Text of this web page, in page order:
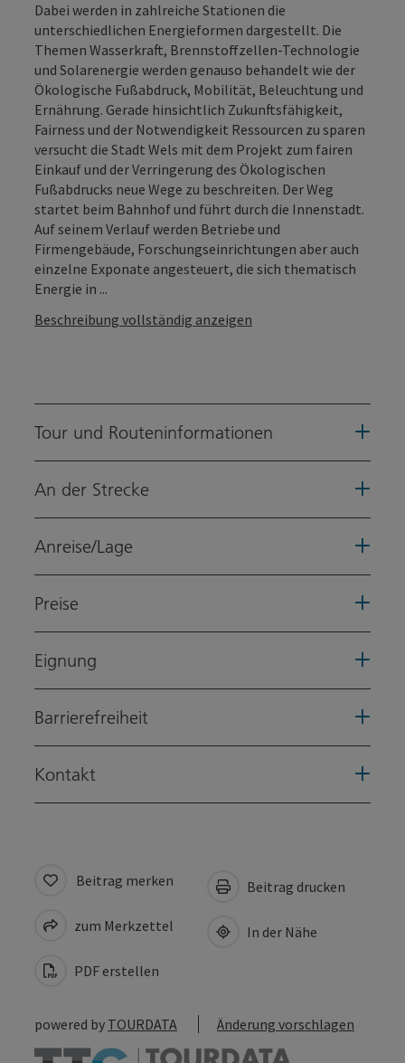
Dabei werden in zahlreiche Stationen die
unterschiedlichen Energieformen dargestellt. Die
Themen Wasserkraft, Brennstoffzellen-Technologie
und Solarenergie werden genauso behandelt wie der
Ökologische Fußabdruck, Mobilität, Beleuchtung und
Ernährung. Gerade hinsichtlich Zukunftsfähigkeit,
Fairness und der Notwendigkeit Ressourcen zu sparen
versucht die Stadt Wels mit dem Projekt zum fairen
Einkauf und der Verringerung des Ökologischen
Fußabdrucks neue Wege zu beschreiten. Der Weg
startet beim Bahnhof und führt durch die Innenstadt.
Auf seinem Verlauf werden Betriebe und
Firmengebäude, Forschungseinrichtungen aber auch
einzelne Exponate angesteuert, die sich thematisch
Energie in ...
Beschreibung vollständig anzeigen
Tour und Routeninformationen
An der Strecke
Anreise/Lage
Preise
Eignung
Barrierefreiheit
Kontakt
Beitrag merken
zum Merkzettel
PDF erstellen
Beitrag drucken
In der Nähe
powered by TOURDATA Änderung vorschlagen